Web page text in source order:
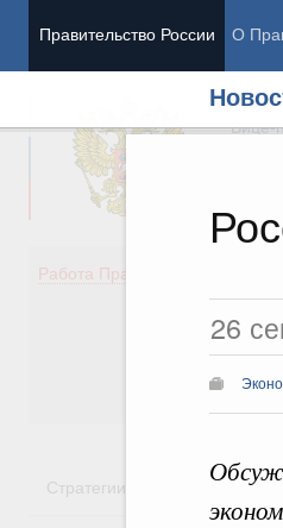
Правительство России О
26
Вице-
Работа Правительства
Стратегии